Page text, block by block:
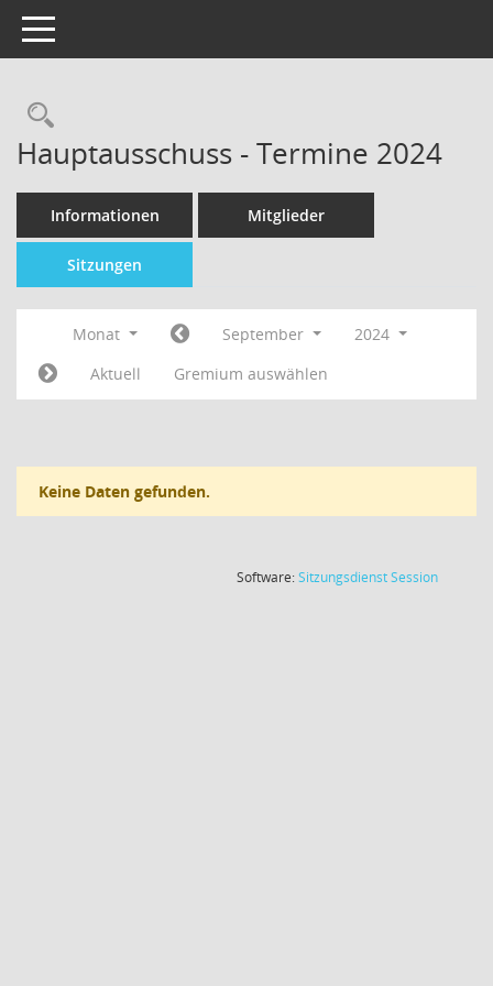
Toggle navigation
Hauptausschuss - Termine 2024
Informationen Mitglieder
Sitzungen
Monat September
2024
Aktuell
Gremium auswählen
Keine Daten gefunden.
Software:SitzungsdienstSession(Wird in